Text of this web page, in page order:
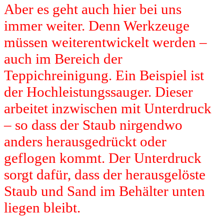
Aber es geht auch hier bei uns
immer weiter. Denn Werkzeuge
müssen weiterentwickelt werden –
auch im Bereich der
Teppichreinigung. Ein Beispiel ist
der Hochleistungssauger. Dieser
arbeitet inzwischen mit Unterdruck
– so dass der Staub nirgendwo
anders herausgedrückt oder
geflogen kommt. Der Unterdruck
sorgt dafür, dass der herausgelöste
Staub und Sand im Behälter unten
liegen bleibt.